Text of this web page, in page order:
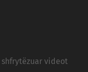
videot